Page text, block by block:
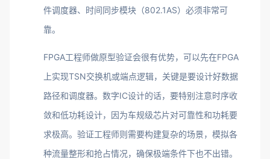
件调度器、时间同步模块（802.1AS）必须非常可
靠。
FPGA工程师做原型验证会很有优势，可以先在FPGA
上实现TSN交换机或端点逻辑，关键是要设计好数据
路径和调度器。数字IC设计的话，要特别注意时序收
敛和低功耗设计，因为车规级芯片对可靠性和功耗要
求极高。验证工程师则需要构建复杂的场景，模拟各
种流量整形和抢占情况，确保极端条件下也不出错。